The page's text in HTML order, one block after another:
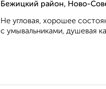
Бежицкий район, Ново-
Не угловая, хорошее
с умывальниками, душевая